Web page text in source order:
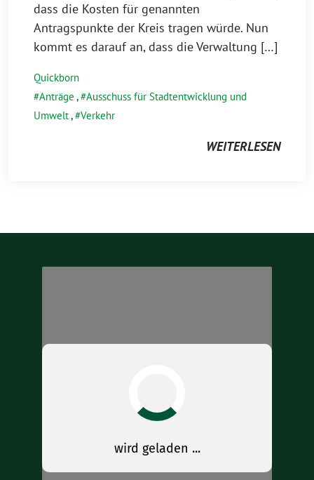
dass die Kosten für genannten
Antragspunkte der Kreis tragen würde. Nun
kommt es darauf an, dass die Verwaltung […]
Quickborn
Anträge , Ausschuss für Stadtentwicklung und
Umwelt, Verkehr
WEITERLESEN